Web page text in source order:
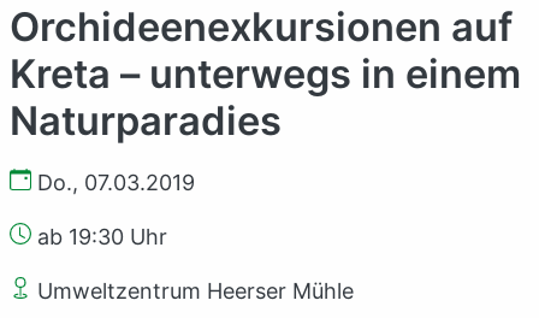
Orchideenexkursionen auf
Kreta – unterwegs in einem
Naturparadies
Do., 07.03.2019
ab 19:30 Uhr
Umweltzentrum Heerser Mühle